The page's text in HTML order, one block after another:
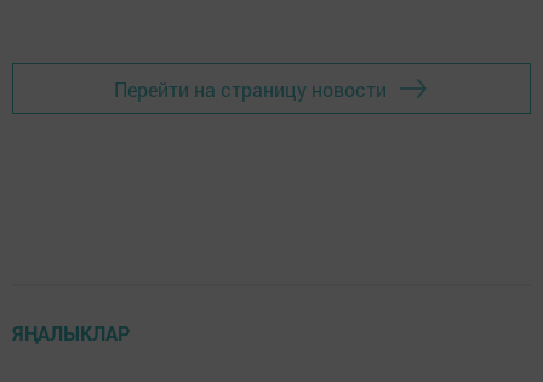
Перейти на страницу новости
ЯҢАЛЫКЛАР